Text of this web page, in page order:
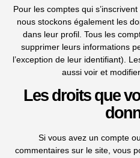
Pour les comptes qui
nous stockons également les
dans leur profil. Tous les
supprimer leurs informations
l’exception de leur identifiant).
aussi voir et
Les droits que
Si vous avez un compte
commentaires sur le site, vous